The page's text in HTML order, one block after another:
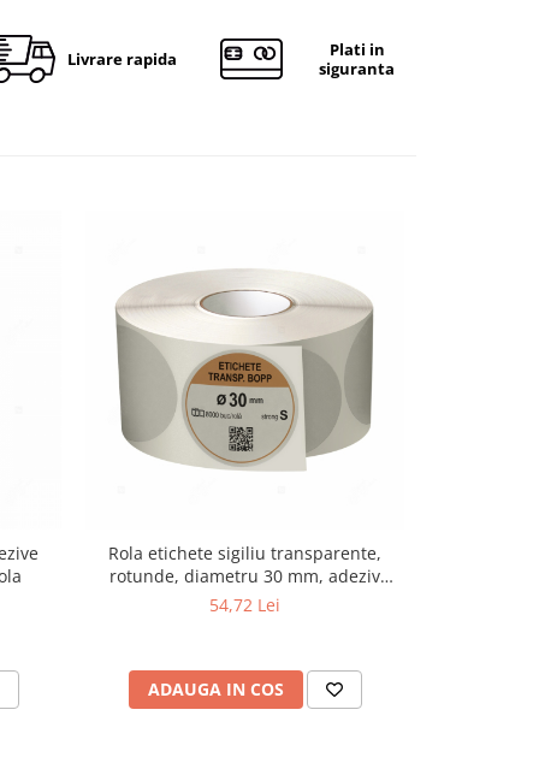
Livrare rapida
Plati in
siguranta
Rola etichete sigiliu transparente,
rotunde, diametru 30 mm, adeziv
strong, 8000 etichete/rola
54,72 Lei
ADAUGA IN COS